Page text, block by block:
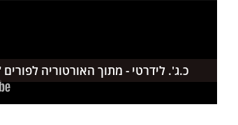
כ.ג'. לידרטי - מתוך האורטוריה לפורים